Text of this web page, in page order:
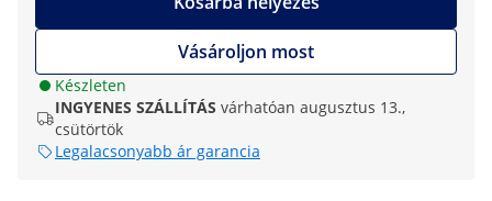
Vásároljon most
Készleten
INGYENES SZÁLLÍTÁS várhatóan augusztus 13.,
csütörtök
Legalacsonyabb ár garancia